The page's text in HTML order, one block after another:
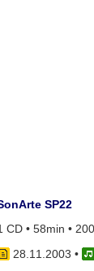
SP22
CD • 58min •
28.11.2003 •